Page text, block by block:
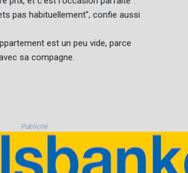
pas habituellement", confie aussi
est un peu vide, parce
sa compagne.
Publicité